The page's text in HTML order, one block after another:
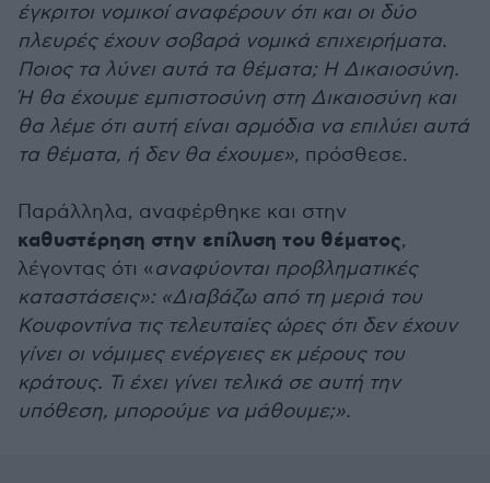
έγκριτοι νομικοί αναφέρουν ότι και οι δύο
πλευρές έχουν σοβαρά νομικά επιχειρήματα.
Ποιος τα λύνει αυτά τα θέματα; Η Δικαιοσύνη.
Ή θα έχουμε εμπιστοσύνη στη Δικαιοσύνη και
θα λέμε ότι αυτή είναι αρμόδια να επιλύει αυτά
τα θέματα, ή δεν θα έχουμε», πρόσθεσε.
Παράλληλα, αναφέρθηκε και στην
καθυστέρηση στην επίλυση του θέματος,
λέγοντας ότι «αναφύονται προβληματικές
καταστάσεις»: «Διαβάζω από τη μεριά του
Κουφοντίνα τις τελευταίες ώρες ότι δεν έχουν
γίνει οι νόμιμες ενέργειες εκ μέρους του
κράτους. Τι έχει γίνει τελικά σε αυτή την
υπόθεση, μπορούμε να μάθουμε;».